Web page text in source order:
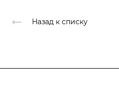
Назад к списку